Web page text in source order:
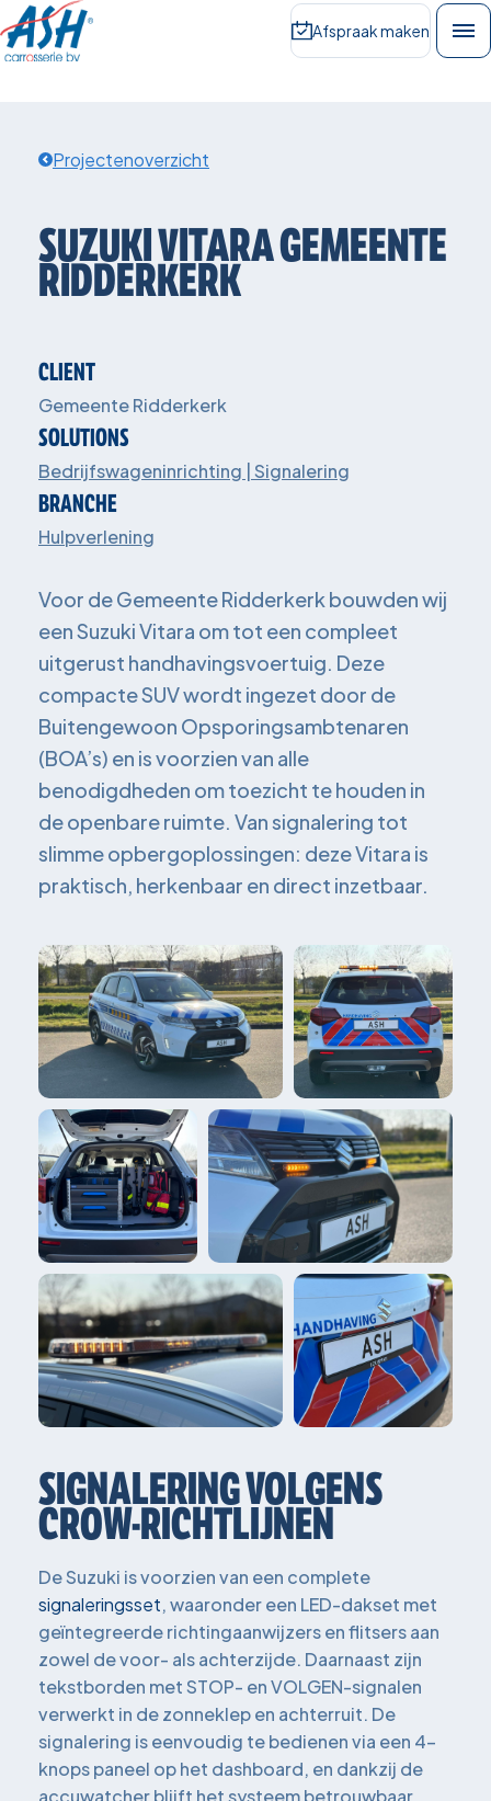
Afspraak maken
Projectenoverzicht
SUZUKIVITARAGEMEENTE
RIDDERKERK
CLIENT
Gemeente Ridderkerk
SOLUTIONS
Bedrijfswageninrichting | Signalering
BRANCHE
Hulpverlening
Voor de Gemeente Ridderkerk bouwden wij
een Suzuki Vitara om tot een compleet
uitgerust handhavingsvoertuig. Deze
compacte SUV wordt ingezet door de
Buitengewoon Opsporingsambtenaren
(BOA’s) en is voorzien van alle
benodigdheden om toezicht te houden in
de openbare ruimte. Van signalering tot
slimme opbergoplossingen: deze Vitara is
praktisch, herkenbaar en direct inzetbaar.
SIGNALERING VOLGENS
CROW-RICHTLIJNEN
De Suzuki is voorzien van een complete
signaleringsset, waaronder een LED-dakset met
geïntegreerde richtingaanwijzers en flitsers aan
zowel de voor- als achterzijde. Daarnaast zijn
tekstborden met STOP- en VOLGEN-signalen
verwerkt in de zonneklep en achterruit. De
signalering is eenvoudig te bedienen via een 4-
knops paneel op het dashboard, en dankzij de
accuwatcher blijft het systeem betrouwbaar